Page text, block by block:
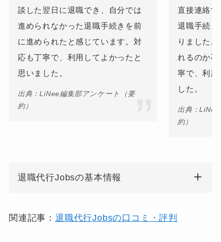
談した翌日に退職でき、自分では
進められなかった退職手続きを前
に進められたと感じています。対
応も丁寧で、利用してよかったと
思いました。
出典：LiNee編集部アンケート（要
約）
直接連絡
退職手続
りました
れるのか
寧で、利
した。
出典：
約）
退職代行Jobsの基本情報
関連記事： 退職代行Jobsの口コミ・評判